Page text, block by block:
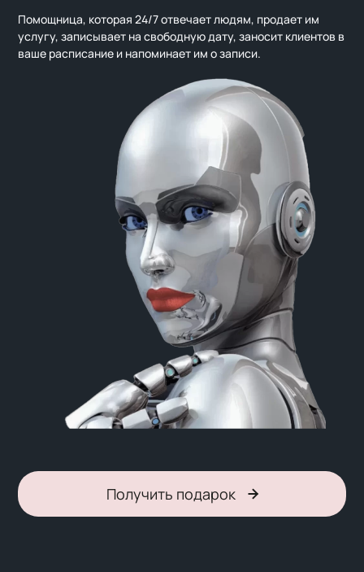
Помощница, которая 24/7 отвечает людям, продает им
услугу, записывает на свободную дату, заносит клиентов в
ваше расписание и напоминает им о записи.
Получить подарок